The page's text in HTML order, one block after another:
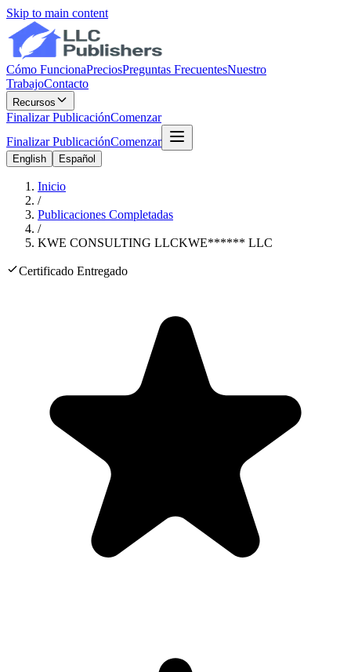
Skip to main content
Cómo FuncionaPreciosPreguntas FrecuentesNuestro
TrabajoContacto
Recursos
Finalizar PublicaciónComenzar
Finalizar PublicaciónComenzar
English Español
Inicio
/
Publicaciones Completadas
/
KWE CONSULTING LLCKWE****** LLC
Certificado Entregado